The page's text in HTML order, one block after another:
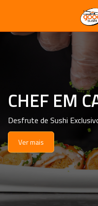
CHEF EM
Desfrute de Sushi
Ver mais